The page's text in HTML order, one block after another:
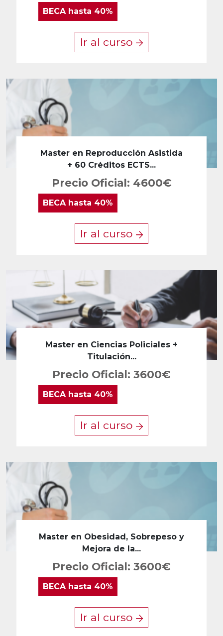
BECA hasta 40%
Ir al curso
Master en Reproducción Asistida
+ 60 Créditos ECTS...
Precio Oficial: 4600€
BECAhasta 40%
Ir al curso
Master en Ciencias Policiales +
Titulación...
Precio Oficial: 3600€
BECAhasta 40%
Ir al curso
Master en Obesidad, Sobrepeso y
Mejora de la...
Precio Oficial: 3600€
BECAhasta 40%
Ir al curso